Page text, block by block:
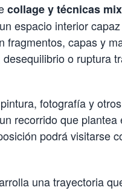
collage y técnicas
espacio interior
fragmentos, capas y
o ruptura
fotografía y
recorrido que plantea
podrá visitarse
una trayectoria